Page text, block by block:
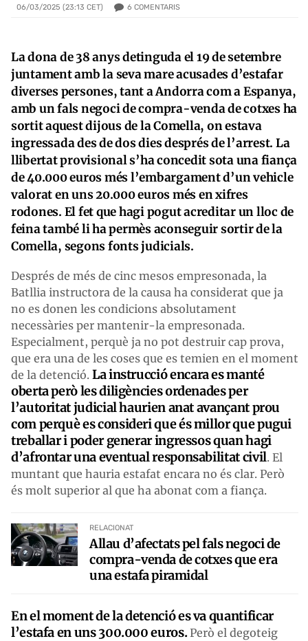
06/03/2025 (23:13 CET) 6 COMENTARIS
La dona de 38 anys detinguda el 19 de setembre
juntament amb la seva mare acusades d’estafar
diverses persones, tant a Andorra com a Espanya,
amb un fals negoci de compra-venda de cotxes ha
sortit aquest dijous de la Comella, on estava
ingressada des de dos dies després de l’arrest. La
llibertat provisional s’ha concedit sota una fiança
de 40.000 euros més l’embargament d’un vehicle
valorat en uns 20.000 euros més en xifres
rodones. El fet que hagi pogut acreditar un lloc de
feina també li ha permès aconseguir sortir de la
Comella, segons fonts judicials.
Després de més de cinc mesos empresonada, la
Batllia instructora de la causa ha considerat que ja
no es donen les condicions absolutament
necessàries per mantenir-la empresonada.
Especialment, perquè ja no pot destruir cap prova,
que era una de les coses que es temien en el moment
de la detenció. La instrucció encara es manté
oberta però les diligències ordenades per
l’autoritat judicial haurien anat avançant prou
com perquè es consideri que és millor que pugui
treballar i poder generar ingressos quan hagi
d’afrontar una eventual responsabilitat civil. El
muntant que hauria estafat encara no és clar. Però
és molt superior al que ha abonat com a fiança.
RELACIONAT
Allau d’afectats pel fals negoci de
compra-venda de cotxes que era
una estafa piramidal
En el moment de la detenció es va quantificar
l’estafa en uns 300.000 euros.Però el degoteig